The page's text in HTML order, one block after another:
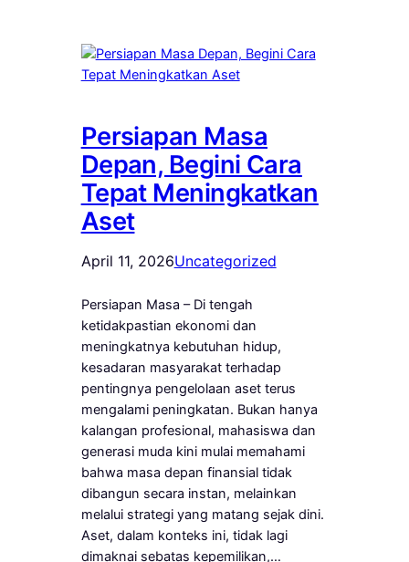
Persiapan Masa
Depan, Begini Cara
Tepat Meningkatkan
Aset
April 11, 2026Uncategorized
Persiapan Masa – Di tengah
ketidakpastian ekonomi dan
meningkatnya kebutuhan hidup,
kesadaran masyarakat terhadap
pentingnya pengelolaan aset terus
mengalami peningkatan. Bukan hanya
kalangan profesional, mahasiswa dan
generasi muda kini mulai memahami
bahwa masa depan finansial tidak
dibangun secara instan, melainkan
melalui strategi yang matang sejak dini.
Aset, dalam konteks ini, tidak lagi
dimaknai sebatas kepemilikan,…